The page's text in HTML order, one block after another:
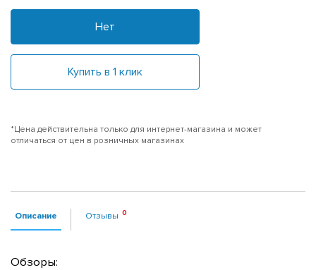
Нет
Купить в 1 клик
*Цена действительна только для интернет-магазина и может
отличаться от цен в розничных магазинах
Описание Отзывы
Обзоры: